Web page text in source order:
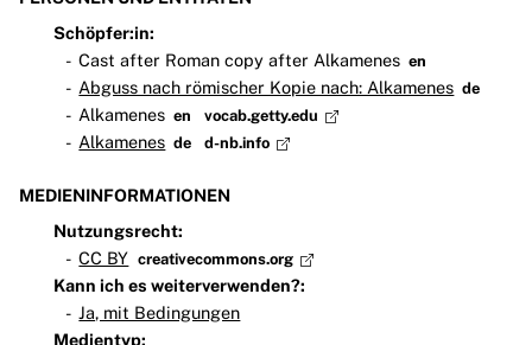
Schöpfer:in:
Cast after Roman copy after Alkamenes en
Abguss nach römischer Kopie nach: Alkamenes de
Alkamenes en vocab.getty.edu
Alkamenes de d-nb.info
MEDIENINFORMATIONEN
Nutzungsrecht:
CC BY creativecommons.org
Kann ich es weiterverwenden?:
Ja, mit Bedingungen
Medientyp: